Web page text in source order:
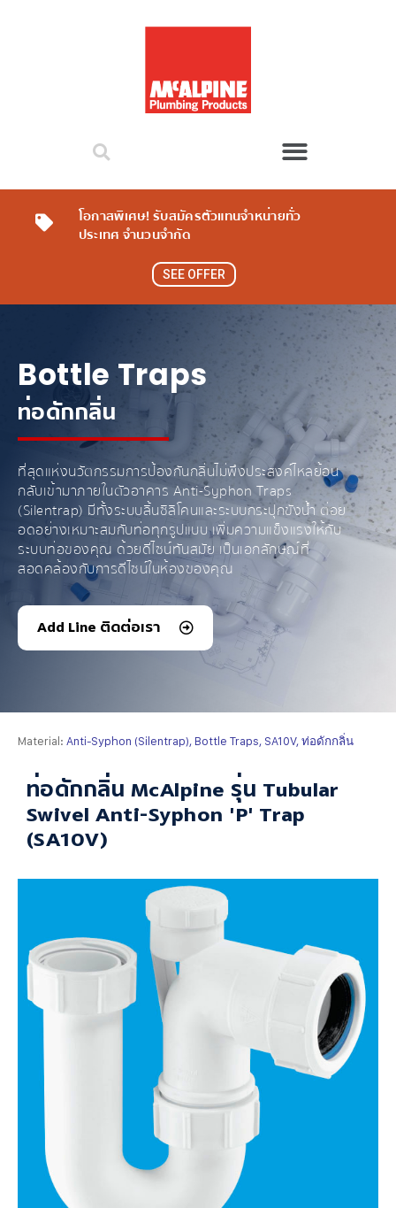
โอกาสพิเศษ! รับสมัครตัวแทนจำหน่ายทั่ว
ประเทศ จำนวนจำกัด
SEE OFFER
Bottle Traps
ท่อดักกลิ่น
ที่สุดแห่งนวัตกรรมการป้องกันกลิ่นไม่พึงประสงค์ไหลย้อน
กลับเข้ามาภายในตัวอาคาร Anti-Syphon Traps
(Silentrap) มีทั้งระบบลิ้นซิลิโคนและระบบกระปุกขังน้ำ ต่อย
อดอย่างเหมาะสมกับท่อทุกรูปแบบ เพิ่มความแข็งแรงให้กับ
ระบบท่อของคุณ ด้วยดีไซน์ทันสมัย เป็นเอกลักษณ์ที่
สอดคล้องกับการดีไซน์ในห้องของคุณ
Add Line ติดต่อเรา
Material: Anti-Syphon (Silentrap), Bottle Traps, SA10V, ท่อดักกลิ่น
ท่อดักกลิ่น McAlpine รุ่น Tubular
Swivel Anti-Syphon 'P' Trap
(SA10V)